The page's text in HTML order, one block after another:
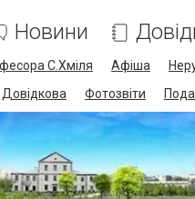
Новини
С.Хміля Афіша
Довідкова Фотозвіти